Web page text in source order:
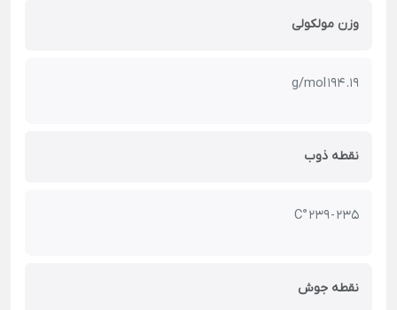
وزن مولکولی
194.19 g/mol
نقطه ذوب
235 - 239 °C
نقطه جوش